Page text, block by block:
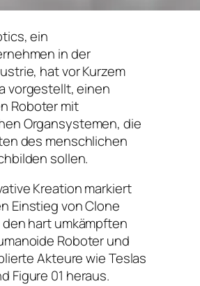
ein
in der
hat vor Kurzem
vorgestellt, einen
Roboter mit
Organsystemen, die
des menschlichen
sollen.
Kreation markiert
Einstieg von Clone
hart umkämpften
Roboter und
Akteure wie Teslas
Figure 01 heraus.